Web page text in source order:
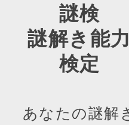
謎検
謎解き能
検定
あなたの謎解